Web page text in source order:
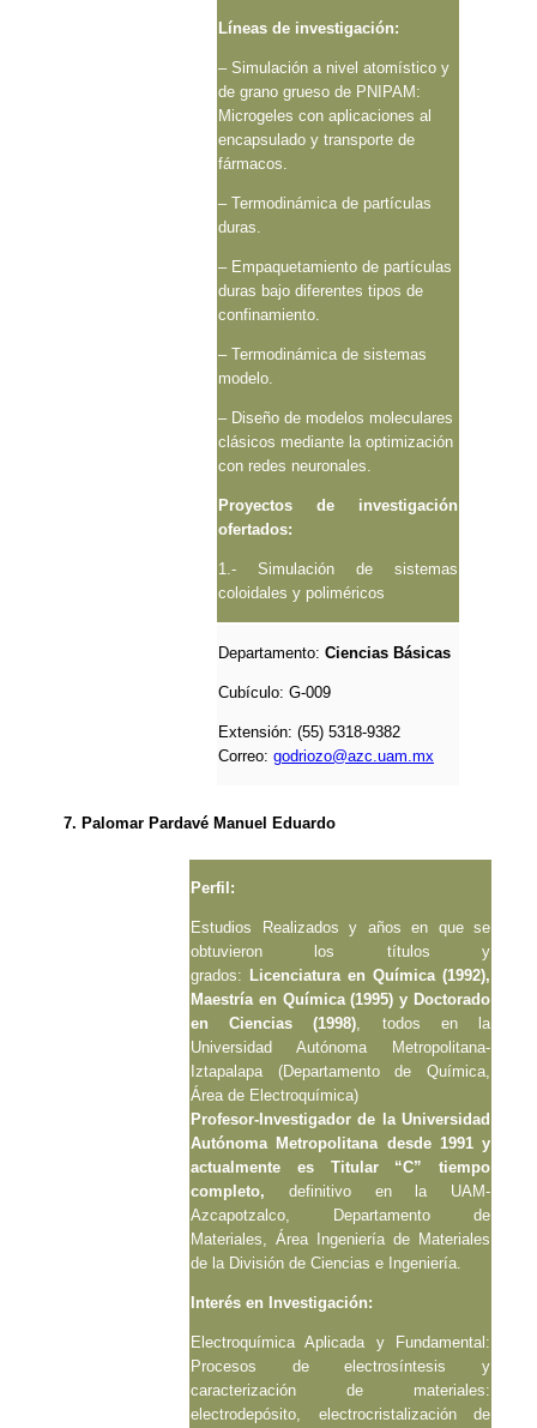
Líneas de investigación:
– Simulación a nivel atomístico y
de grano grueso de PNIPAM:
Microgeles con aplicaciones al
encapsulado y transporte de
fármacos.
– Termodinámica de partículas
duras.
– Empaquetamiento de partículas
duras bajo diferentes tipos de
confinamiento.
– Termodinámica de sistemas
modelo.
– Diseño de modelos moleculares
clásicos mediante la optimización
con redes neuronales.
Proyectos de investigación
ofertados:
1.- Simulación de sistemas
coloidales y poliméricos
Departamento: Ciencias Básicas
Cubículo: G-009
Extensión: (55) 5318-9382
Correo: godriozo@azc.uam.mx
7. Palomar Pardavé Manuel Eduardo
Perfil:
Estudios Realizados y años en que se
obtuvieron los títulos y
grados: Licenciatura en Química (1992),
Maestría en Química (1995) y Doctorado
en Ciencias (1998), todos en la
Universidad Autónoma Metropolitana-
Iztapalapa (Departamento de Química,
Área de Electroquímica)
Profesor-Investigador de la Universidad
Autónoma Metropolitana desde 1991 y
actualmente es Titular “C” tiempo
completo, definitivo en la UAM-
Azcapotzalco, Departamento de
Materiales, Área Ingeniería de Materiales
de la División de Ciencias e Ingeniería.
Interés en Investigación:
Electroquímica Aplicada y Fundamental:
Procesos de electrosíntesis y
caracterización de materiales:
electrodepósito, electrocristalización de